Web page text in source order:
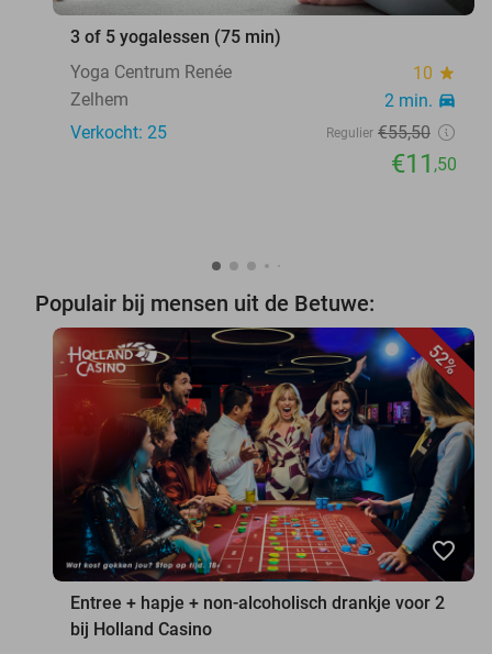
3 of 5 yogalessen (75 min)
Yoga Centrum Renée
10 star
Zelhem 2 min. directions_car
Verkocht: 25 Regulier €55,50
€11 ,50
Populair bij mensen uit de Betuwe:
52%
favorite_border
Entree + hapje + non-alcoholisch drankje voor 2
bij Holland Casino